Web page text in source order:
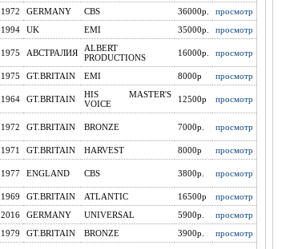
1972 GERMANY CBS 36000р.
просмотр
1994 UK EMI 35000p. просмотр
1975 АВСТРАЛИЯ
ALBERT
PRODUCTIONS
16000р. просмотр
1975 GT.BRITAIN EMI 8000р просмотр
1964 GT.BRITAIN
HIS MASTER'S
VOICE
12500р просмотр
1972 GT.BRITAIN BRONZE 7000р. просмотр
1971 GT.BRITAIN HARVEST 8000р
просмотр
1977 ENGLAND CBS 3800р. просмотр
1969 GT.BRITAIN ATLANTIC 16500р
просмотр
2016 GERMANY UNIVERSAL 5900р.
просмотр
1979 GT.BRITAIN BRONZE 3900p. просмотр